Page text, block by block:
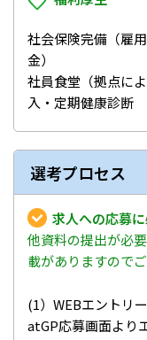
社会保険完備（雇
金）
社員食堂（拠点に
入・定期健康診断
選考プロセス
求人への応募
他資料の提出が必
載がありますので
(1）WEBエントリ
atGP応募画面より